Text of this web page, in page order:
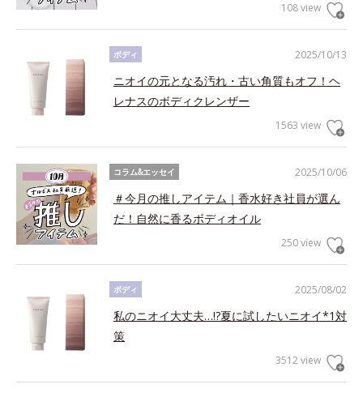
108 view
2025/10/13
ボディ
ニオイの元となる汚れ・古い角質もオフ！ヘ
レナスのボディクレンザー
1563 view
2025/10/06
コラム&エッセイ
＃今月の推しアイテム｜香水好き社員が選ん
だ！自然に香るボディオイル
250 view
2025/08/02
ボディ
私のニオイ大丈夫…!?夏に試したいニオイ*1対
策
3512 view